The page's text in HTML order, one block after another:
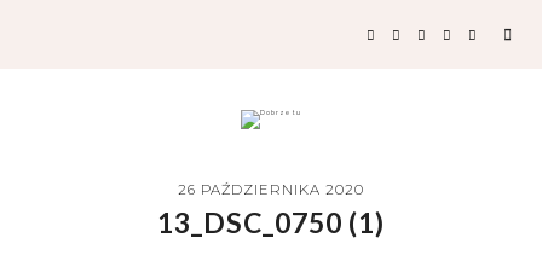
26 PAŹDZIERNIKA 2020
13_DSC_0750 (1)